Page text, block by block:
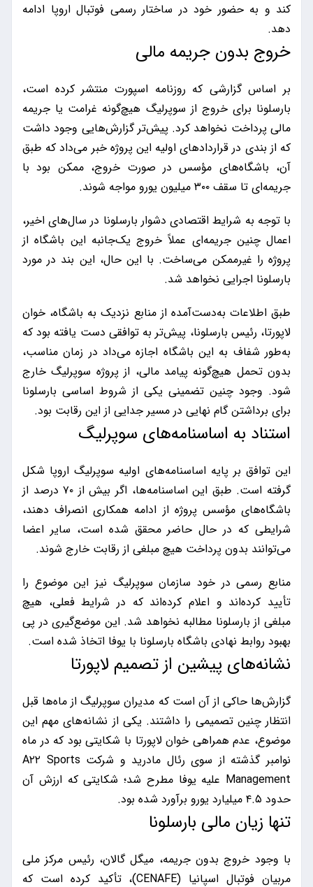
کند و به حضور خود در ساختار رسمی فوتبال اروپا ادامه
دهد.
خروج بدون جریمه مالی
بر اساس گزارشی که روزنامه اسپورت منتشر کرده است،
بارسلونا برای خروج از سوپرلیگ هیچ‌گونه غرامت یا جریمه
مالی پرداخت نخواهد کرد. پیش‌تر گزارش‌هایی وجود داشت
که از بندی در قراردادهای اولیه این پروژه خبر می‌داد که طبق
آن، باشگاه‌های مؤسس در صورت خروج، ممکن بود با
جریمه‌ای تا سقف ۳۰۰ میلیون یورو مواجه شوند.
با توجه به شرایط اقتصادی دشوار بارسلونا در سال‌های اخیر،
اعمال چنین جریمه‌ای عملاً خروج یک‌جانبه این باشگاه از
پروژه را غیرممکن می‌ساخت. با این حال، این بند در مورد
بارسلونا اجرایی نخواهد شد.
طبق اطلاعات به‌دست‌آمده از منابع نزدیک به باشگاه، خوان
لاپورتا، رئیس بارسلونا، پیش‌تر به توافقی دست یافته بود که
به‌طور شفاف به این باشگاه اجازه می‌داد در زمان مناسب،
بدون تحمل هیچ‌گونه پیامد مالی، از پروژه سوپرلیگ خارج
شود. وجود چنین تضمینی یکی از شروط اساسی بارسلونا
برای برداشتن گام نهایی در مسیر جدایی از این رقابت بود.
استناد به اساسنامه‌های سوپرلیگ
این توافق بر پایه اساسنامه‌های اولیه سوپرلیگ اروپا شکل
گرفته است. طبق این اساسنامه‌ها، اگر بیش از ۷۰ درصد از
باشگاه‌های مؤسس پروژه از ادامه همکاری انصراف دهند،
شرایطی که در حال حاضر محقق شده است، سایر اعضا
می‌توانند بدون پرداخت هیچ مبلغی از رقابت خارج شوند.
منابع رسمی در خود سازمان سوپرلیگ نیز این موضوع را
تأیید کرده‌اند و اعلام کرده‌اند که در شرایط فعلی، هیچ
مبلغی از بارسلونا مطالبه نخواهد شد. این موضع‌گیری در پی
بهبود روابط نهادی باشگاه بارسلونا با یوفا اتخاذ شده است.
نشانه‌های پیشین از تصمیم لاپورتا
گزارش‌ها حاکی از آن است که مدیران سوپرلیگ از ماه‌ها قبل
انتظار چنین تصمیمی را داشتند. یکی از نشانه‌های مهم این
موضوع، عدم همراهی خوان لاپورتا با شکایتی بود که در ماه
نوامبر گذشته از سوی رئال مادرید و شرکت A۲۲ Sports
Management علیه یوفا مطرح شد؛ شکایتی که ارزش آن
حدود ۴.۵ میلیارد یورو برآورد شده بود.
تنها زیان مالی بارسلونا
با وجود خروج بدون جریمه، میگل گالان، رئیس مرکز ملی
مربیان فوتبال اسپانیا (CENAFE)، تأکید کرده است که